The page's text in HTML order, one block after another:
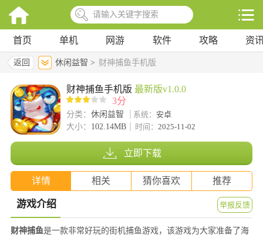
首页 单机 网游 软件 攻略 资
返回 休闲益智 > 财神捕鱼手机版
财神捕鱼手机版 最新版v1.0.0
3分
分类： 休闲益智 系统： 安卓
大小： 102.14MB 时间： 2025-11-02
立即下载
详情 相关 猜你喜欢 推荐
游戏介绍 举报反馈
财神捕鱼是一款非常好玩的街机捕鱼游戏，该游戏为大家准备了海